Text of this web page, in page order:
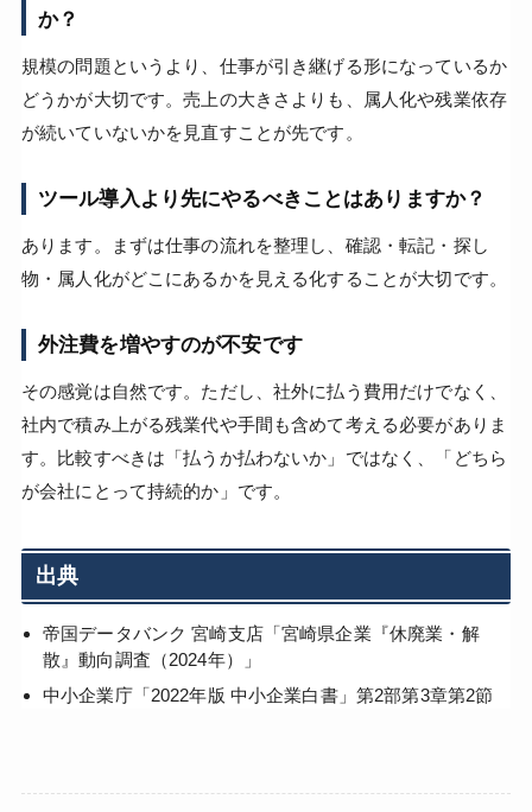
か？
規模の問題というより、仕事が引き継げる形になっているか
どうかが大切です。売上の大きさよりも、属人化や残業依存
が続いていないかを見直すことが先です。
ツール導入より先にやるべきことはありますか？
あります。まずは仕事の流れを整理し、確認・転記・探し
物・属人化がどこにあるかを見える化することが大切です。
外注費を増やすのが不安です
その感覚は自然です。ただし、社外に払う費用だけでなく、
社内で積み上がる残業代や手間も含めて考える必要がありま
す。比較すべきは「払うか払わないか」ではなく、「どちら
が会社にとって持続的か」です。
出典
帝国データバンク 宮崎支店「宮崎県企業『休廃業・解
散』動向調査（2024年）」
中小企業庁「2022年版 中小企業白書」第2部第3章第2節